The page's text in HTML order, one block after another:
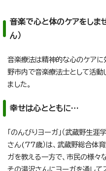
音楽で心と体のケアをしま
ん）
音楽療法は精神的な心のケア
野市内で音楽療法士として活
ました。
幸せは心とともに…
「のんびりヨーガ」（武蔵野生
さん(77歳）は、武蔵野総合体
ガを教える一方で、市民の様々
その湯沢さんにヨーガを通して